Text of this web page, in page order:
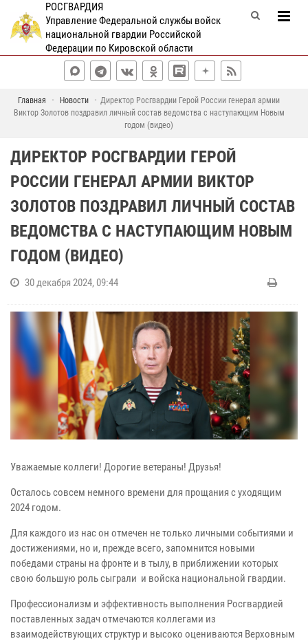
РОСГВАРДИЯ
Управление Федеральной службы войск
национальной гвардии Российской
Федерации по Кировской области
Главная Новости
Директор Росгвардии Герой России генерал армии
Виктор Золотов поздравил личный состав ведомства с наступающим Новым
годом (видео)
ДИРЕКТОР РОСГВАРДИИ ГЕРОЙ
РОССИИ ГЕНЕРАЛ АРМИИ ВИКТОР
ЗОЛОТОВ ПОЗДРАВИЛ ЛИЧНЫЙ СОСТАВ
ВЕДОМСТВА С НАСТУПАЮЩИМ НОВЫМ
ГОДОМ (ВИДЕО)
30 декабря 2024, 09:44
Уважаемые коллеги! Дорогие ветераны! Друзья!
Осталось совсем немного времени для прощания с уходящим
2024 годом.
Для каждого из нас он отмечен не только личными событиями и
достижениями, но и, прежде всего, запомнится новыми
победами страны на фронте и в тылу, в приближении которых
свою большую роль сыграли и войска национальной гвардии.
Профессионализм и эффективность выполнения Росгвардией
поставленных задач отмечаются коллегами из
взаимодействующих структур и высоко оцениваются Верховным